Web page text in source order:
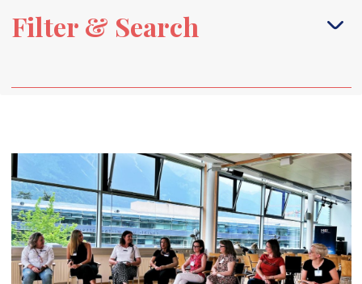
Filter & Search